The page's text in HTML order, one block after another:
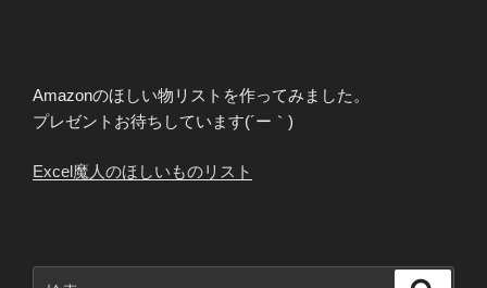
Amazonのほしい物リストを作ってみました。
プレゼントお待ちしています(´ー｀)
Excel魔人のほしいものリスト